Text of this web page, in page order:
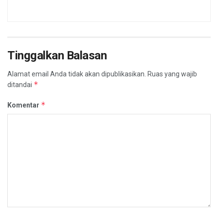
Tinggalkan Balasan
Alamat email Anda tidak akan dipublikasikan. Ruas yang wajib
ditandai *
Komentar *